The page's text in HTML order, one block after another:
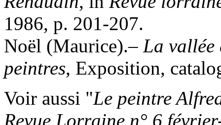
1986, p. 201-207.
Noël (Maurice).– La vallée
peintres, Exposition,
Voir aussi "Le peintre
Revue Lorraine n° 6